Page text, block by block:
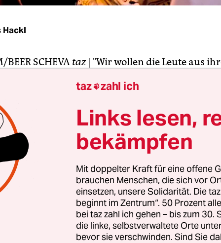
Hackl
BEER SCHEVA taz | "Wir wollen die Leute aus
vergangener Woche. Und genau das ist
mehr als 50 Bussen sind Aktivisten aus den
Jerusalem in die israelische Peripherie
Solidarität und Einheit zu zeigen.
es in Haifa, Beer Scheva und Afula. In 14
Kundgebungen abgehalten. Insgesamt
auf die Straße.
vor Beginn der Demonstration werden in
die frisch gedruckten Transparente
"Ohne Jerusalem und Peripherie, keine
taz zahl ich
Links lesen,
bekämpfen
Mit doppelter Kraft für eine offene
brauchen Menschen, die sich vor
einsetzen, unsere Solidarität. Die
beginnt im Zentrum“. 50 Prozent
bei taz zahl ich gehen – bis zum
die linke, selbstverwaltete Orte
bevor sie verschwinden. Sind Sie